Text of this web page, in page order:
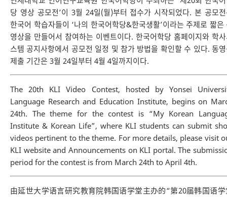
당 영상 공모전’이 3월 24일(월)부터 접수가 시작되었다. 본 공모
한국어 학습자들이 ‘나의 한국어학당&한국생활’이라는 주제로 짧은
영상을 만들어서 참여하는 이벤트이다. 한국어학당 홈페이지와 학
스템 공지사항에서 공모전 일정 및 참가 방법을 확인할 수 있다. 동
제출 기간은 3월 24일부터 4월 4일까지이다.
The 20th KLI Video Contest, hosted by Yonsei
Language Research and Education Institute, begins on
24th. The theme for the contest is “My Korean
Institute & Korean Life”, where KLI students can submit
videos pertinent to the theme. For more details, please visit
KLI website and Announcements on KLI portal. The
period for the contest is from March 24th to April 4th.
由延世大学语言研究教育院韩国语学堂主办的“第20届韩国语